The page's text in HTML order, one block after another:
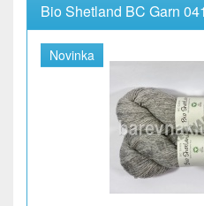
Bio Shetland BC Garn
Novinka